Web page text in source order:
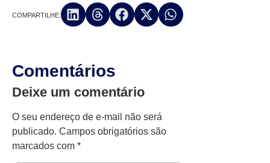
COMPARTILHE:
Comentários
Deixe um comentário
O seu endereço de e-mail não será
publicado. Campos obrigatórios são
marcados com *